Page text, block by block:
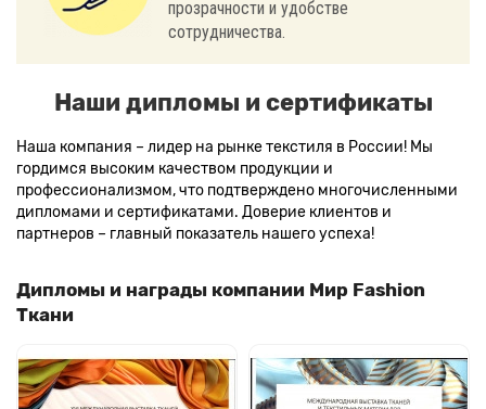
прозрачности и удобстве
сотрудничества.
Наши дипломы и сертификаты
Наша компания – лидер на рынке текстиля в России! Мы
гордимся высоким качеством продукции и
профессионализмом, что подтверждено многочисленными
дипломами и сертификатами. Доверие клиентов и
партнеров – главный показатель нашего успеха!
Дипломы и награды компании Мир Fashion
Ткани